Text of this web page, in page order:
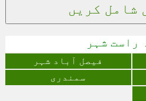
شامل کریں
راست شہر
فیصل آباد شہر
سمندری